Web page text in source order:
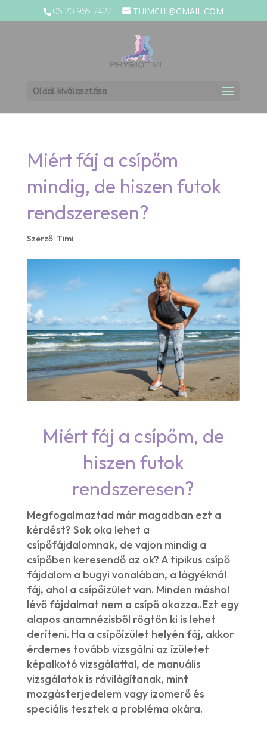
06 20 965 2422 THIMCHI@GMAIL.COM
Oldal kiválasztása
Miért fáj a csípőm
mindig, de hiszen futok
rendszeresen?
Szerző: Timi
Miért fáj a csípőm, de
hiszen futok
rendszeresen?
Megfogalmaztad már magadban ezt a
kérdést? Sok oka lehet a
csípőfájdalomnak, de vajon mindig a
csípőben keresendő az ok? A tipikus csípő
fájdalom a bugyi vonalában, a lágyéknál
fáj, ahol a csípőízület van. Minden máshol
lévő fájdalmat nem a csípő okozza..Ezt egy
alapos anamnézisből rögtön ki is lehet
deríteni. Ha a csípőízület helyén fáj, akkor
érdemes tovább vizsgálni az ízületet
képalkotó vizsgálattal, de manuális
vizsgálatok is rávilágítanak, mint
mozgásterjedelem vagy izomerő és
speciális tesztek a probléma okára.